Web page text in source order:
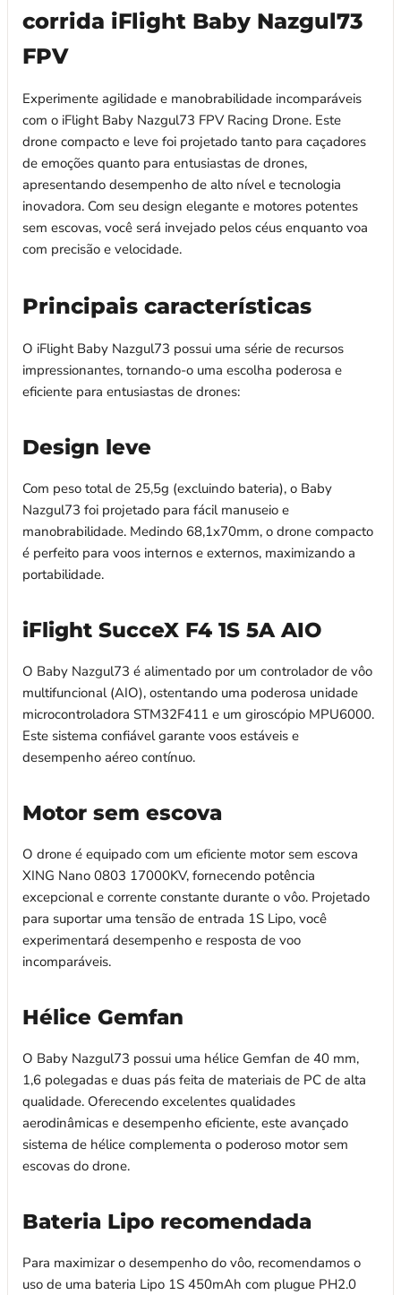
corrida iFlight Baby Nazgul73
FPV
Experimente agilidade e manobrabilidade incomparáveis ​​
com o iFlight Baby Nazgul73 FPV Racing Drone. Este
drone compacto e leve foi projetado tanto para caçadores
de emoções quanto para entusiastas de drones,
apresentando desempenho de alto nível e tecnologia
inovadora. Com seu design elegante e motores potentes
sem escovas, você será invejado pelos céus enquanto voa
com precisão e velocidade.
Principais características
O iFlight Baby Nazgul73 possui uma série de recursos
impressionantes, tornando-o uma escolha poderosa e
eficiente para entusiastas de drones:
Design leve
Com peso total de 25,5g (excluindo bateria), o Baby
Nazgul73 foi projetado para fácil manuseio e
manobrabilidade. Medindo 68,1x70mm, o drone compacto
é perfeito para voos internos e externos, maximizando a
portabilidade.
iFlight SucceX F4 1S 5A AIO
O Baby Nazgul73 é alimentado por um controlador de vôo
multifuncional (AIO), ostentando uma poderosa unidade
microcontroladora STM32F411 e um giroscópio MPU6000.
Este sistema confiável garante voos estáveis ​​e
desempenho aéreo contínuo.
Motor sem escova
O drone é equipado com um eficiente motor sem escova
XING Nano 0803 17000KV, fornecendo potência
excepcional e corrente constante durante o vôo. Projetado
para suportar uma tensão de entrada 1S Lipo, você
experimentará desempenho e resposta de voo
incomparáveis.
Hélice Gemfan
O Baby Nazgul73 possui uma hélice Gemfan de 40 mm,
1,6 polegadas e duas pás feita de materiais de PC de alta
qualidade. Oferecendo excelentes qualidades
aerodinâmicas e desempenho eficiente, este avançado
sistema de hélice complementa o poderoso motor sem
escovas do drone.
Bateria Lipo recomendada
Para maximizar o desempenho do vôo, recomendamos o
uso de uma bateria Lipo 1S 450mAh com plugue PH2.0